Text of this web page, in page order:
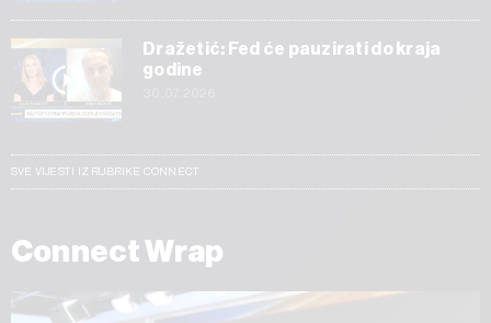
Dražetić: Fed će pauzirati do kraja
godine
SVE VIJESTI IZ RUBRIKE CONNECT
Connect Wrap